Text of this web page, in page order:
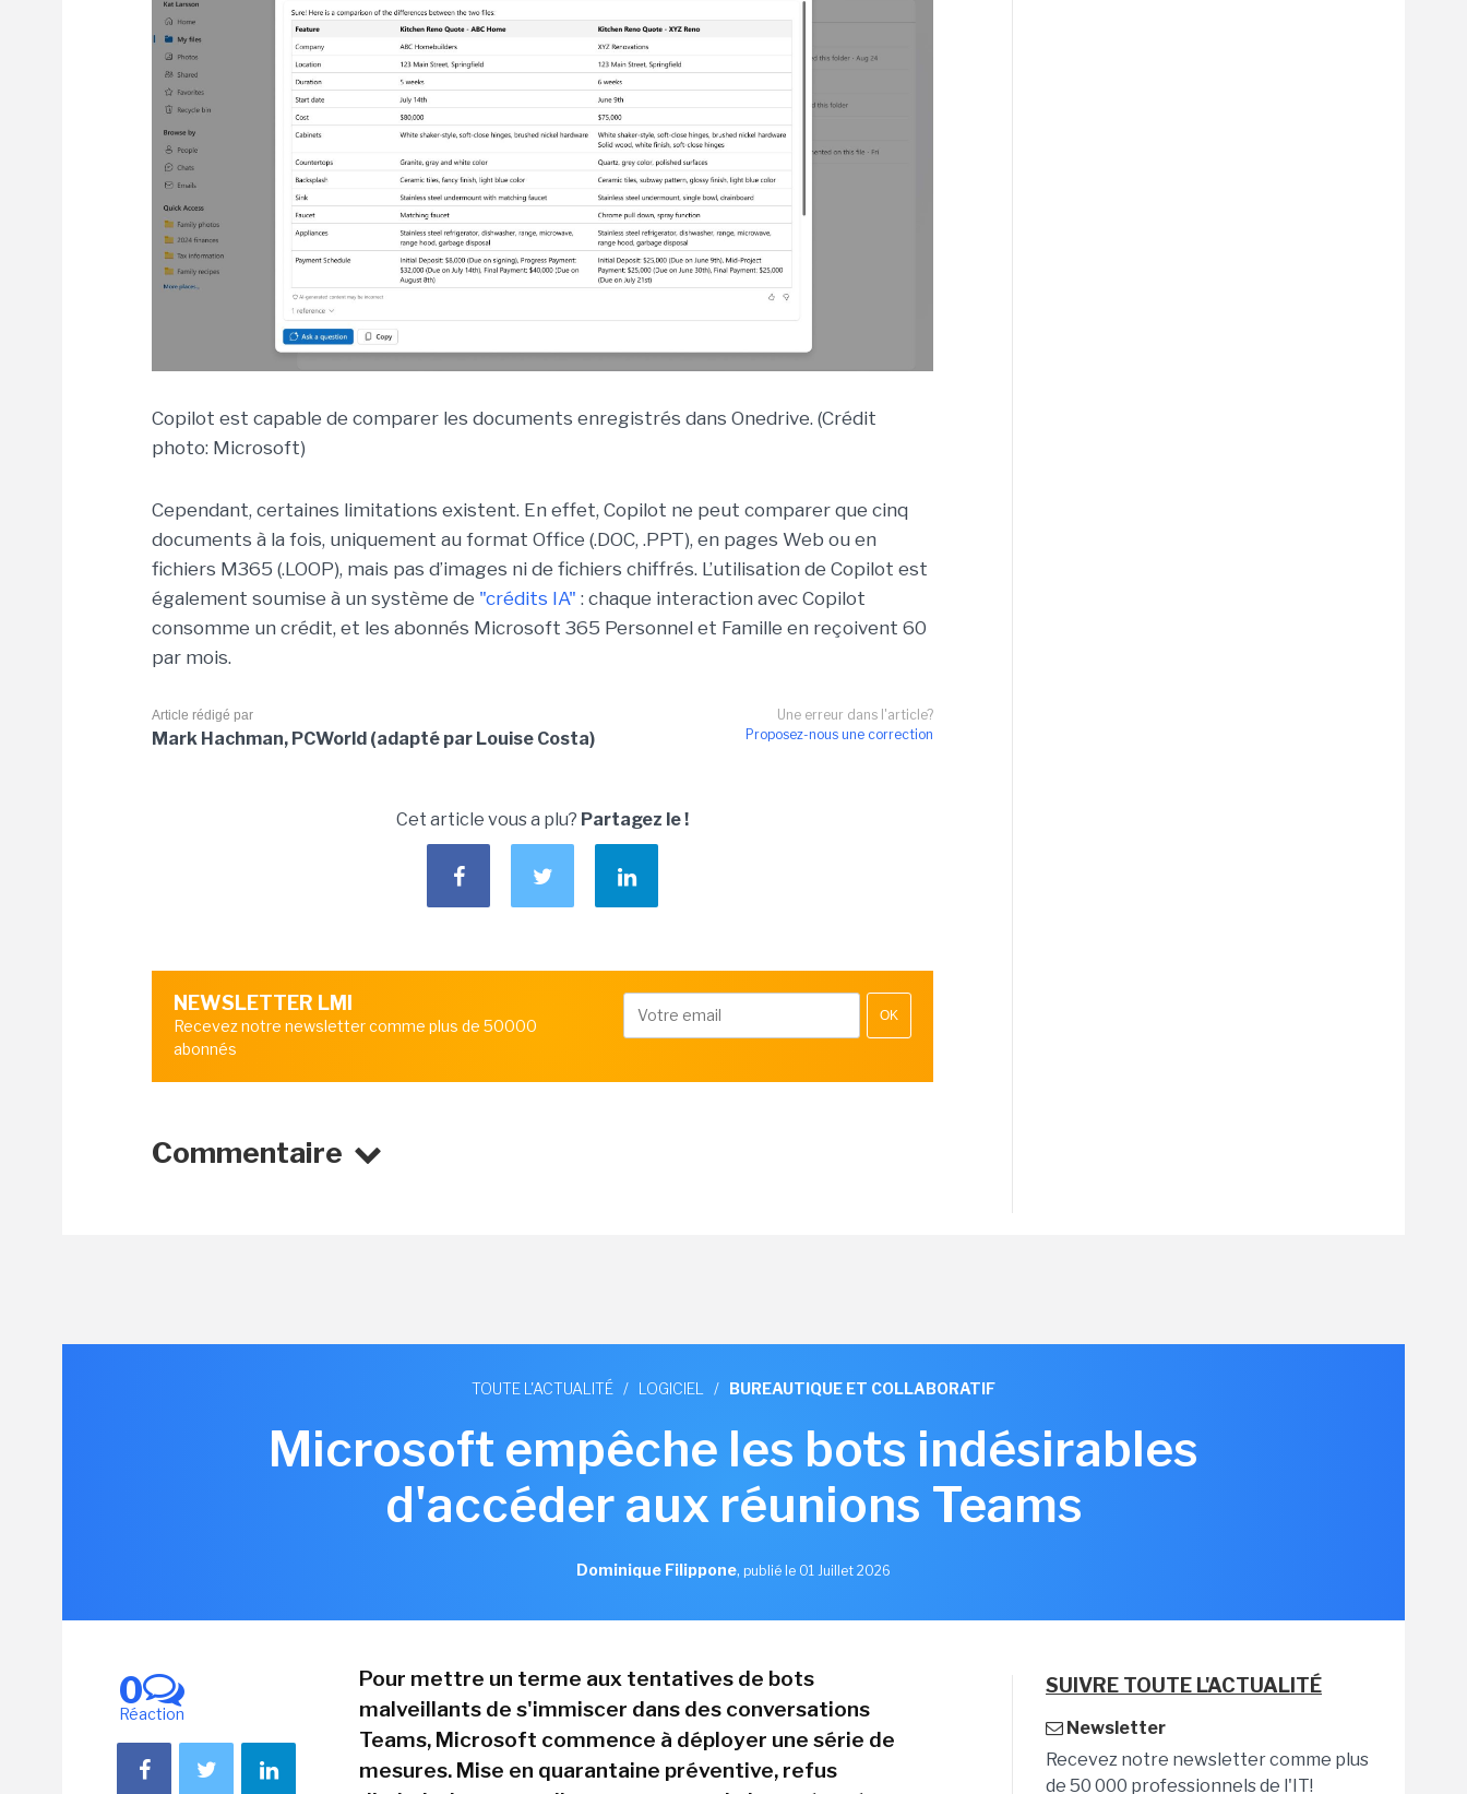
Copilot est capable de comparer les documents enregistrés dans Onedrive. (Crédit
photo: Microsoft)
Cependant, certaines limitations existent. En effet, Copilot ne peut comparer que cinq
documents à la fois, uniquement au format Office (.DOC, .PPT), en pages Web ou en
fichiers M365 (.LOOP), mais pas d’images ni de fichiers chiffrés. L’utilisation de Copilot est
également soumise à un système de "crédits IA" : chaque interaction avec Copilot
consomme un crédit, et les abonnés Microsoft 365 Personnel et Famille en reçoivent 60
par mois.
Une erreur dans l'article?
Proposez-nous une correction
Article rédigé par
Mark Hachman, PCWorld (adapté par Louise Costa)
Cet article vous a plu? Partagez le !
NEWSLETTER LMI
Recevez notre newsletter comme plus de 50000
abonnés
OK
Commentaire
TOUTE L'ACTUALITÉ / LOGICIEL / BUREAUTIQUE ET COLLABORATIF
Microsoft empêche les bots indésirables
d'accéder aux réunions Teams
Dominique Filippone, publié le 01 Juillet 2026
0
Réaction
Pour mettre un terme aux tentatives de bots
malveillants de s'immiscer dans des conversations
Teams, Microsoft commence à déployer une série de
mesures. Mise en quarantaine préventive, refus
SUIVRE TOUTE L'ACTUALITÉ
Newsletter
Recevez notre newsletter comme plus
de 50 000 professionnels de l'IT!